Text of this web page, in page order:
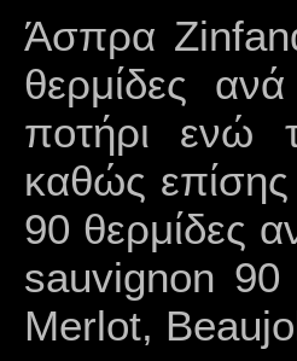
Άσπρα
θερμίδες
ποτήρι ενώ
καθώς
90 θερμίδες
sauvignon 90
Merlot,